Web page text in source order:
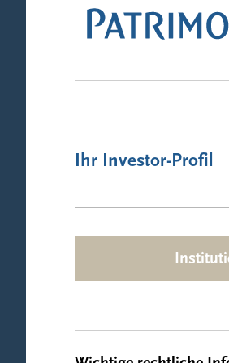
Ihr Investor-Profil
Patrimonium
Anlagegruppe
Patrimonium